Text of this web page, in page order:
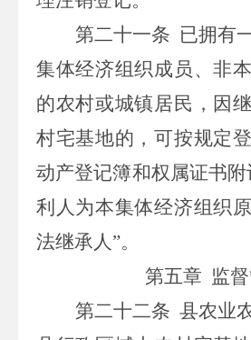
第二十一条 已拥有
集体经济组织成员、非
的农村或城镇居民，因
村宅基地的，可按规定
动产登记簿和权属证书
利人为本集体经济组织
法继承人”。
第五章 监
第二十二条 县农业